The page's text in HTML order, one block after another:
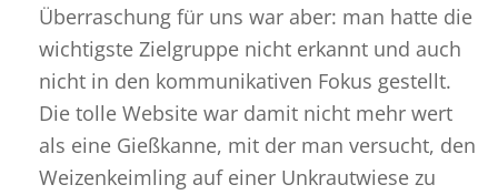
Überraschung für uns war aber: man hatte die
wichtigste Zielgruppe nicht erkannt und auch
nicht in den kommunikativen Fokus gestellt.
Die tolle Website war damit nicht mehr wert
als eine Gießkanne, mit der man versucht, den
Weizenkeimling auf einer Unkrautwiese zu